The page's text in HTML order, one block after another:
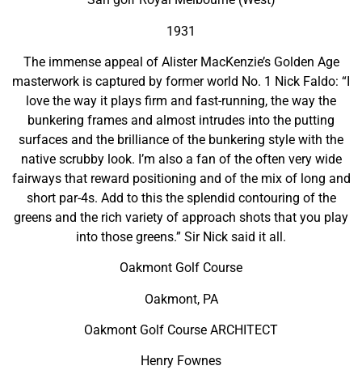
1931
The immense appeal of Alister MacKenzie’s Golden Age
masterwork is captured by former world No. 1 Nick Faldo: “I
love the way it plays firm and fast-running, the way the
bunkering frames and almost intrudes into the putting
surfaces and the brilliance of the bunkering style with the
native scrubby look. I’m also a fan of the often very wide
fairways that reward positioning and of the mix of long and
short par-4s. Add to this the splendid contouring of the
greens and the rich variety of approach shots that you play
into those greens.” Sir Nick said it all.
Oakmont Golf Course
Oakmont, PA
Oakmont Golf Course ARCHITECT
Henry Fownes